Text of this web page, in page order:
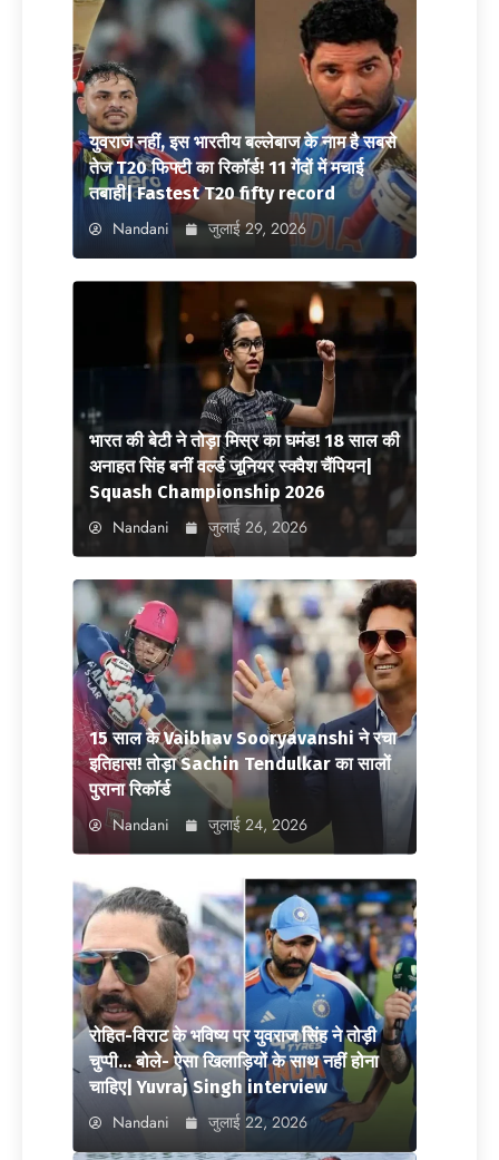
युवराज नहीं, इस भारतीय बल्लेबाज के नाम है सबसे
तेज T20 फिफ्टी का रिकॉर्ड! 11 गेंदों में मचाई
तबाही| Fastest T20 fifty record
Nandani जुलाई 29, 2026
भारत की बेटी ने तोड़ा मिस्र का घमंड! 18 साल की
अनाहत सिंह बनीं वर्ल्ड जूनियर स्क्वैश चैंपियन|
Squash Championship 2026
Nandani जुलाई 26, 2026
15 साल के Vaibhav Sooryavanshi ने रचा
इतिहास! तोड़ा Sachin Tendulkar का सालों
पुराना रिकॉर्ड
Nandani जुलाई 24, 2026
रोहित-विराट के भविष्य पर युवराज सिंह ने तोड़ी
चुप्पी… बोले- ऐसा खिलाड़ियों के साथ नहीं होना
चाहिए| Yuvraj Singh interview
Nandani जुलाई 22, 2026